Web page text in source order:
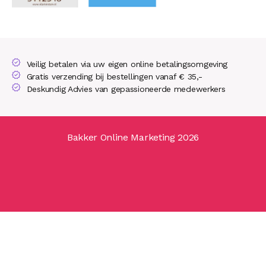
Veilig betalen via uw eigen online betalingsomgeving
Gratis verzending bij bestellingen vanaf € 35,-
Deskundig Advies van gepassioneerde medewerkers
Bakker Online Marketing 2026